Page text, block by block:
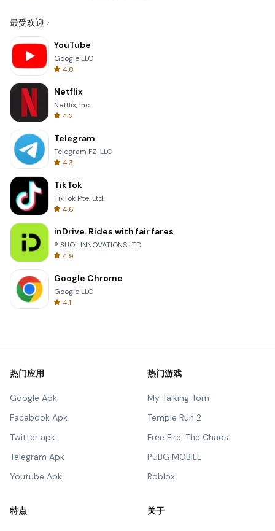
最受欢迎
YouTube
Google LLC
4.8
Netflix
Netflix, Inc.
4.2
Telegram
Telegram FZ-LLC
4.3
TikTok
TikTok Pte. Ltd.
4.6
inDrive. Rides with fair fares
® SUOL INNOVATIONS LTD
4.9
Google Chrome
Google LLC
4.1
热门应用
Google Apk
Facebook Apk
Twitter apk
Telegram Apk
Youtube Apk
热门游戏
My Talking Tom
Temple Run 2
Free Fire: The Chaos
PUBG MOBILE
Roblox
特点 关于